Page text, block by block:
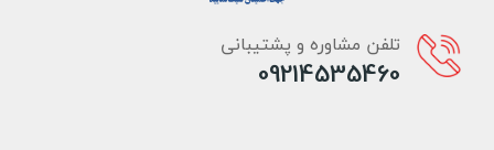
تلفن مشاوره و پشتیبانی
09214535460